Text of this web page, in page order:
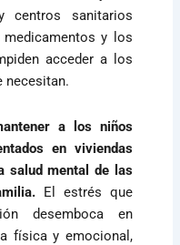
centros sanitarios
y los
acceder a los
necesitan.
a los niños
en viviendas
salud mental de las
El estrés que
desemboca en
física y emocional,